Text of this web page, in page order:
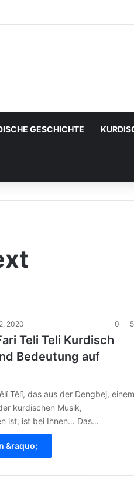
GESCHICHTE
2020 0
Teli Teli Kurdisch
Bedeutung auf
Têlî, das aus der Dengbej, einem
kurdischen Musik,
ist, ist bei Ihnen… Das…
&raquo;